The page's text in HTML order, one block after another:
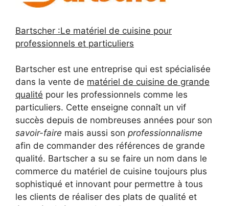
Bartscher :Le matériel de cuisine pour
professionnels et particuliers
Bartscher est une entreprise qui est spécialisée
dans la vente de matériel de cuisine de grande
qualité pour les professionnels comme les
particuliers. Cette enseigne connaît un vif
succès depuis de nombreuses années pour son
savoir-faire mais aussi son professionnalisme
afin de commander des références de grande
qualité. Bartscher a su se faire un nom dans le
commerce du matériel de cuisine toujours plus
sophistiqué et innovant pour permettre à tous
les clients de réaliser des plats de qualité et